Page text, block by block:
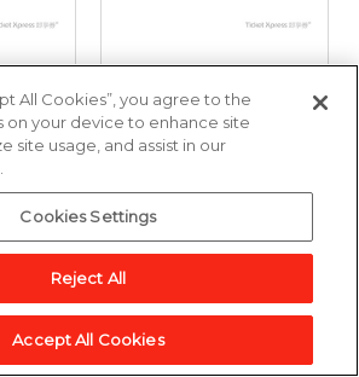
影票套餐好禮即享券
加入兌換清單
All Cookies”, you agree to the
on your device to enhance site
site usage, and assist in our
Cookies Settings
Reject All
Accept All Cookies